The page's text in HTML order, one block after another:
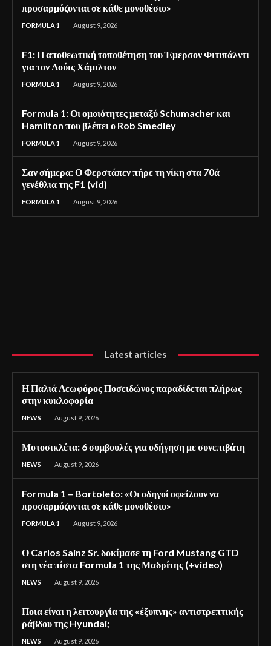
προσαρμόζονται σε κάθε μονοθέσιο»
FORMULA 1 August 9, 2026
F1: Η αποθεωτική τοποθέτηση του Έμερσον Φιτιπάλντι
για τον Λούις Χάμιλτον
FORMULA 1 August 9, 2026
Formula 1: Οι ομοιότητες μεταξύ Schumacher και
Hamilton που βλέπει ο Rob Smedley
FORMULA 1 August 9, 2026
Σαν σήμερα: Ο Φερστάπεν πήρε τη νίκη στα 70ά
γενέθλια της F1 (vid)
FORMULA 1 August 9, 2026
Latest articles
Η Παλιά Λεωφόρος Ποσειδώνος παραδίδεται πλήρως
στην κυκλοφορία
NEWS August 9, 2026
Μοτοσικλέτα: 6 συμβουλές για οδήγηση με συνεπιβάτη
NEWS August 9, 2026
Formula 1 – Bortoleto: «Οι οδηγοί οφείλουν να
προσαρμόζονται σε κάθε μονοθέσιο»
FORMULA 1 August 9, 2026
Ο Carlos Sainz Sr. δοκίμασε τη Ford Mustang GTD
στη νέα πίστα Formula 1 της Μαδρίτης (+video)
NEWS August 9, 2026
Ποια είναι η λειτουργία της «έξυπνης» αντιστρεπτικής
ράβδου της Hyundai;
NEWS August 9, 2026